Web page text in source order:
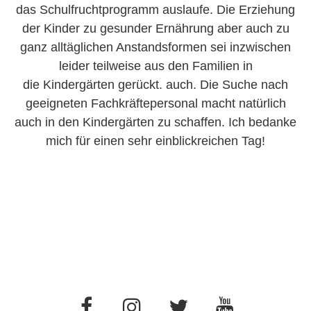
das Schulfruchtprogramm auslaufe. Die Erziehung
der Kinder zu gesunder Ernährung aber auch zu
ganz alltäglichen Anstandsformen sei inzwischen
leider teilweise aus den Familien in
die Kindergärten gerückt. auch. Die Suche nach
geeigneten Fachkräftepersonal macht natürlich
auch in den Kindergärten zu schaffen. Ich bedanke
mich für einen sehr einblickreichen Tag!